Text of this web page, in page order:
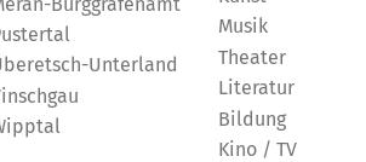
Unterland
Musik
Theater
Literatur
Bildung
Kino / TV